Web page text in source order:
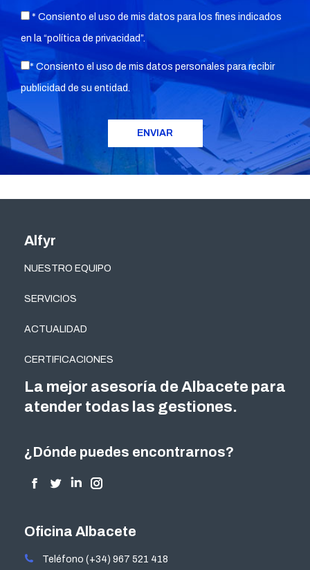
* Consiento el uso de mis datos para los fines indicados
en la “política de privacidad”.
* Consiento el uso de mis datos personales para recibir
publicidad de su entidad.
Alfyr
NUESTRO EQUIPO
SERVICIOS
ACTUALIDAD
CERTIFICACIONES
Oficina Albacete
Teléfono (+34) 967 521 418
¿Dónde puedes encontrarnos?
Encuéntranos en:
Facebook
opens
new
Twitter
opens
new
Linkedin
opens
new
Instagram
opens
new
La mejor asesoría de Albacete para
atender todas las gestiones.